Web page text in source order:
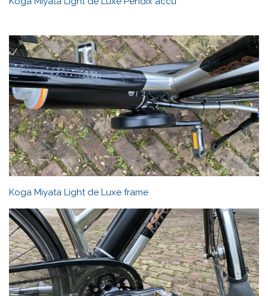
Koga Miyata Light de Luxe frame